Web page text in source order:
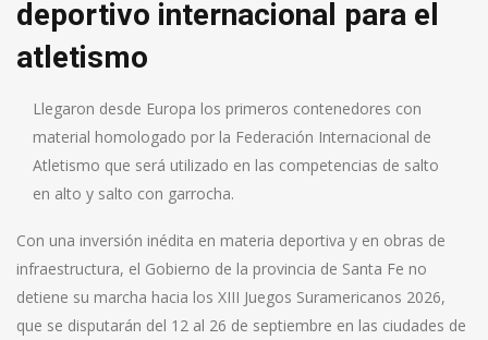
deportivo internacional para el
atletismo
Llegaron desde Europa los primeros contenedores con
material homologado por la Federación Internacional de
Atletismo que será utilizado en las competencias de salto
en alto y salto con garrocha.
Con una inversión inédita en materia deportiva y en obras de
infraestructura, el Gobierno de la provincia de Santa Fe no
detiene su marcha hacia los XIII Juegos Suramericanos 2026,
que se disputarán del 12 al 26 de septiembre en las ciudades de